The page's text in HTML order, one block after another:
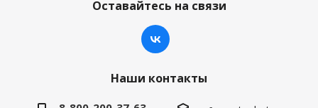
Оставайтесь на связи
Наши контакты